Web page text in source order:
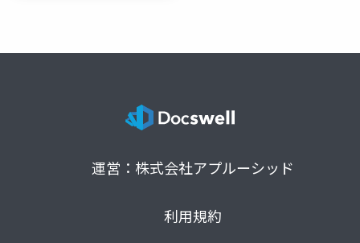
運営：株式会社アプルーシッド
利用規約